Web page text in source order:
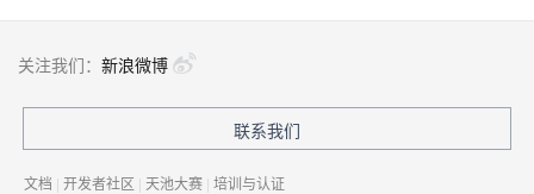
关注我们： 新浪微博
联系我们
文档 | 开发者社区 | 天池大赛 | 培训与认证